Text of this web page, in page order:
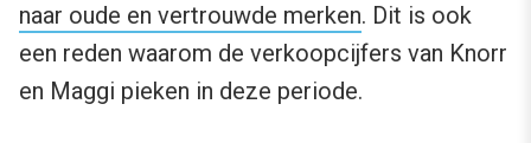
naar oude en vertrouwde merken. Dit is ook
een reden waarom de verkoopcijfers van Knorr
en Maggi pieken in deze periode.